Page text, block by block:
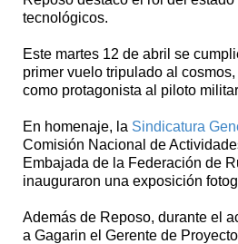
tecnológicos.
Este martes 12 de abril se
primer vuelo tripulado al
como protagonista al piloto
En homenaje, la Sindicatura
Comisión Nacional de
Embajada de la Federación de
inauguraron una exposición
Además de Reposo, durante el
a Gagarin el Gerente de